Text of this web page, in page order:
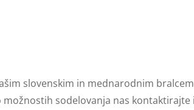
slovenskim in mednarodnim
sodelovanja nas